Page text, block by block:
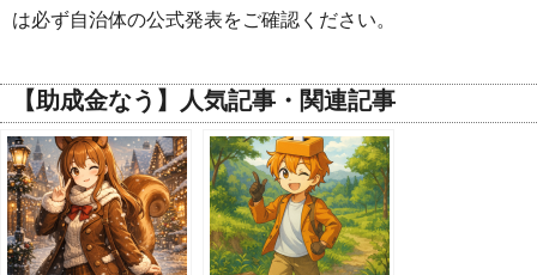
は必ず自治体の公式発表をご確認ください。
【助成金なう】人気記事・関連記事